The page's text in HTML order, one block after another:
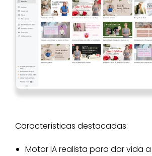
Características destacadas:
Motor IA realista para dar vida